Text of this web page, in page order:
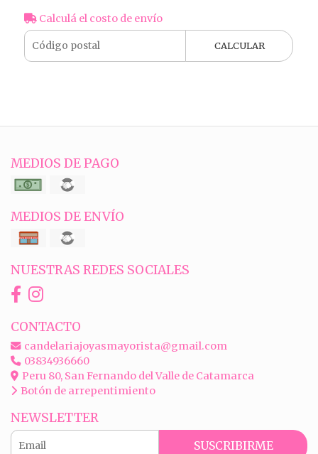
Calculá el costo de envío
CALCULAR
MEDIOS DE PAGO
MEDIOS DE ENVÍO
NUESTRAS REDES SOCIALES
CONTACTO
candelariajoyasmayorista@gmail.com
03834936660
Peru 80, San Fernando del Valle de Catamarca
Botón de arrepentimiento
NEWSLETTER
SUSCRIBIRME